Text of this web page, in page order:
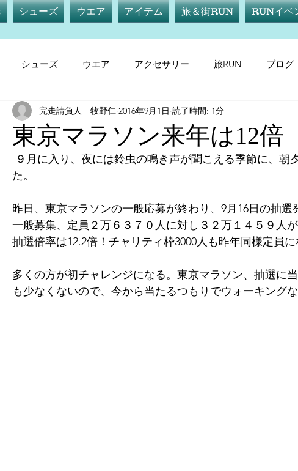
シューズ ウエア アイテム 旅＆街RUN RUNイベ
シューズ ウエア アクセサリー 旅RUN ブログ
ウエア アイテム サプリメント
ニング他
東京マラソン来年は12倍
完走請負人 牧野仁 2016年9月1日 読了時間: 1分
た。
昨日、東京マラソンの一般応募が終わり、9月16日の抽
一般募集、定員２万６３７０人に対し３２万１４５９人
抽選倍率は12.2倍！チャリティ枠3000人も昨年同様定員に
多くの方が初チャレンジになる。東京マラソン、抽選に
も少なくないので、今から当たるつもりでウォーキング